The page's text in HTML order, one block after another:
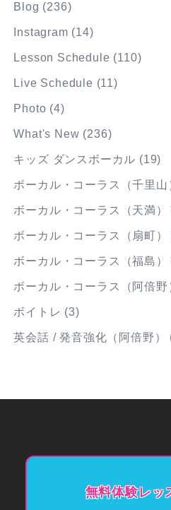
Blog (236)
Instagram (14)
Lesson Schedule (110)
Live Schedule (11)
Photo (4)
What's New (236)
キッズ ダンスボーカル (19)
ボーカル・コーラス（千里山
ボーカル・コーラス（天満）
ボーカル・コーラス（扇町）
ボーカル・コーラス（福島）
ボーカル・コーラス（阿倍野
ボイトレ (3)
英会話 / 発音強化（阿倍野）
無料体験レッ